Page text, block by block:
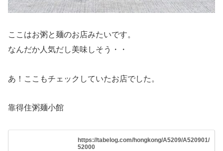
ここはお粥と麺のお店みたいです。
なんだか人気だし美味しそう・・
あ！ここもチェックしていたお店でした。
靠得住粥麺小館
https://tabelog.com/hongkong/A5209/A520901/
52000